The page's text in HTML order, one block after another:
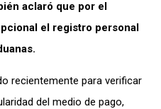
aclaró que por el
el registro personal
recientemente para verificar
del medio de pago,